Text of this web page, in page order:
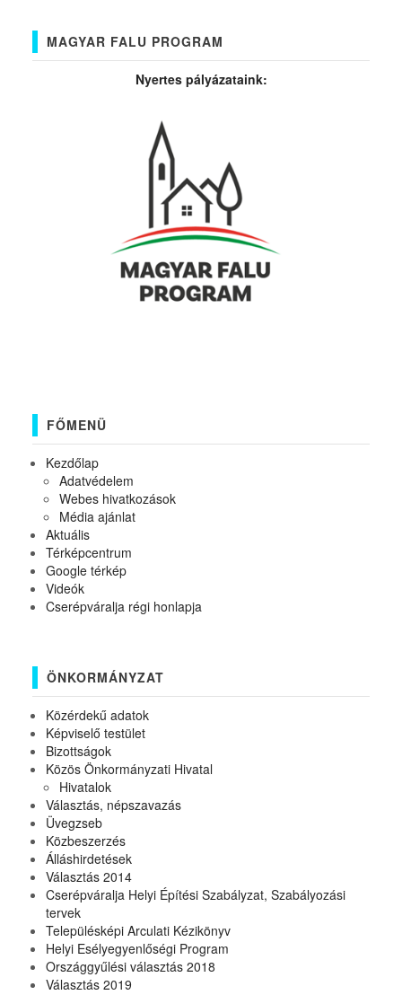
MAGYAR FALU PROGRAM
Nyertes pályázataink:
FŐMENÜ
Kezdőlap
Adatvédelem
Webes hivatkozások
Média ajánlat
Aktuális
Térképcentrum
Google térkép
Videók
Cserépváralja régi honlapja
ÖNKORMÁNYZAT
Közérdekű adatok
Képviselő testület
Bizottságok
Közös Önkormányzati Hivatal
Hivatalok
Választás, népszavazás
Üvegzseb
Közbeszerzés
Álláshirdetések
Választás 2014
Cserépváralja Helyi Építési Szabályzat, Szabályozási
tervek
Településképi Arculati Kézikönyv
Helyi Esélyegyenlőségi Program
Országgyűlési választás 2018
Választás 2019